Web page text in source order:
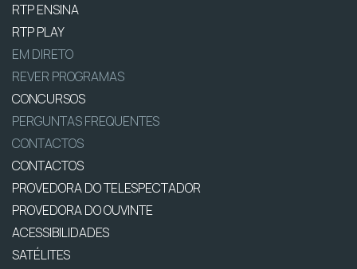
RTP ENSINA
RTP PLAY
EM DIRETO
REVER PROGRAMAS
CONCURSOS
PERGUNTAS FREQUENTES
CONTACTOS
CONTACTOS
PROVEDORA DO TELESPECTADOR
PROVEDORA DO OUVINTE
ACESSIBILIDADES
SATÉLITES